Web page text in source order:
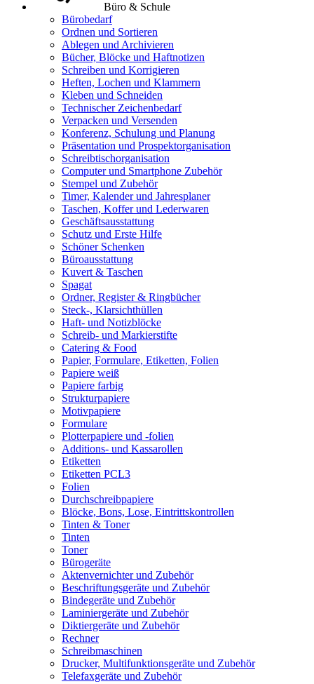
Büro & Schule
Bürobedarf
Ordnen und Sortieren
Ablegen und Archivieren
Bücher, Blöcke und Haftnotizen
Schreiben und Korrigieren
Heften, Lochen und Klammern
Kleben und Schneiden
Technischer Zeichenbedarf
Verpacken und Versenden
Konferenz, Schulung und Planung
Präsentation und Prospektorganisation
Schreibtischorganisation
Computer und Smartphone Zubehör
Stempel und Zubehör
Timer, Kalender und Jahresplaner
Taschen, Koffer und Lederwaren
Geschäftsausstattung
Schutz und Erste Hilfe
Schöner Schenken
Büroausstattung
Kuvert & Taschen
Spagat
Ordner, Register & Ringbücher
Steck-, Klarsichthüllen
Haft- und Notizblöcke
Schreib- und Markierstifte
Catering & Food
Papier, Formulare, Etiketten, Folien
Papiere weiß
Papiere farbig
Strukturpapiere
Motivpapiere
Formulare
Plotterpapiere und -folien
Additions- und Kassarollen
Etiketten
Etiketten PCL3
Folien
Durchschreibpapiere
Blöcke, Bons, Lose, Eintrittskontrollen
Tinten & Toner
Tinten
Toner
Bürogeräte
Aktenvernichter und Zubehör
Beschriftungsgeräte und Zubehör
Bindegeräte und Zubehör
Laminiergeräte und Zubehör
Diktiergeräte und Zubehör
Rechner
Schreibmaschinen
Drucker, Multifunktionsgeräte und Zubehör
Telefaxgeräte und Zubehör